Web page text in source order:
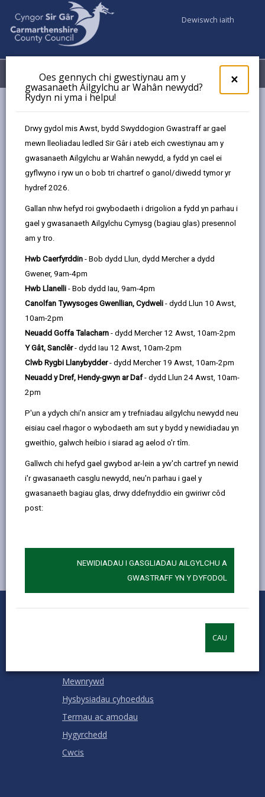
×
Oes gennych chi gwestiynau am y
gwasanaeth Ailgylchu ar Wahân newydd?
Rydyn ni yma i helpu!
Drwy gydol mis Awst, bydd Swyddogion Gwastraff ar gael
mewn lleoliadau ledled Sir Gâr i ateb eich cwestiynau am y
gwasanaeth Ailgylchu ar Wahân newydd, a fydd yn cael ei
gyflwyno i ryw un o bob tri chartref o ganol/diwedd tymor yr
hydref 2026.
Gallan nhw hefyd roi gwybodaeth i drigolion a fydd yn parhau i
gael y gwasanaeth Ailgylchu Cymysg (bagiau glas) presennol
am y tro.
Hwb Caerfyrddin - Bob dydd Llun, dydd Mercher a dydd
Gwener, 9am-4pm
Hwb Llanelli - Bob dydd Iau, 9am-4pm
Canolfan Tywysoges Gwenllian, Cydweli - dydd Llun 10 Awst,
10am-2pm
Neuadd Goffa Talacharn - dydd Mercher 12 Awst, 10am-2pm
Y Gât, Sanclêr- dydd Iau 12 Awst, 10am-2pm
Clwb Rygbi Llanybydder- dydd Mercher 19 Awst, 10am-2pm
Neuadd y Dref, Hendy-gwyn ar Daf- dydd Llun 24 Awst, 10am-
2pm
P'un a ydych chi'n ansicr am y trefniadau ailgylchu newydd neu
eisiau cael rhagor o wybodaeth am sut y bydd y newidiadau yn
gweithio, galwch heibio i siarad ag aelod o'r tîm.
Gallwch chi hefyd gael gwybod ar-lein a yw'ch cartref yn newid
i'r gwasanaeth casglu newydd, neu'n parhau i gael y
gwasanaeth bagiau glas, drwy ddefnyddio ein gwiriwr côd
post:
NEWIDIADAU I GASGLIADAU AILGYLCHU A
GWASTRAFF YN Y DYFODOL
CAU
Dewiswch iaith
Dewislen
A-Y
Mae’r mynegai hwn sydd yn nhrefn y wyddor yn rhoi
arweiniad i’r wefan hon, gan roi manylion am y
wybodaeth sydd ar gael ar y safle. Mae pob eitem â
chyswllt i’r tudalennau sy’n cael eu cynnal a’u cadw
gan yr adran neu’r partner sy’n cynnig y gwasanaeth
E | F | Ff | G | Ng | H | I |
J | L | Ll | M | N | O | P |
Ph R Rh S T
U | W | Y
Chwalu'r Rhwystrau i Deuluoedd
Chwaraeon a hamdden yn yr Ysgol
Chwiliwch am gais cynllunio
Chwiliwch am wasanaethau gwastraff
masnachol/busnes yn eich ardal chi
Chwyn ymwthiol
0 1 2 3 4
Stars
5
Stars
RATING
Mewnrywd
Hysbysiadau cyhoeddus
Termau ac amodau
Hygyrchedd
Cwcis